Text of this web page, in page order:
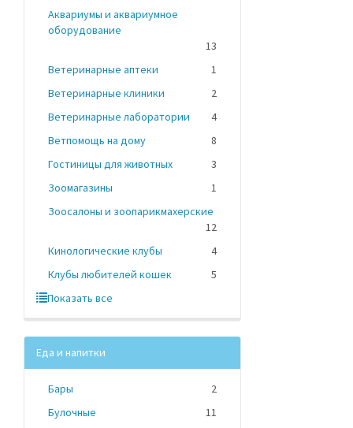
Аквариумы и аквариумное
оборудование
13
Ветеринарные аптеки
1
Ветеринарные клиники
2
Ветеринарные лаборатории
4
Ветпомощь на дому
8
Гостиницы для животных
3
Зоомагазины
1
Зоосалоны и зоопарикмахерские
12
Кинологические клубы
4
Клубы любителей кошек
5
Показать все
Еда и напитки
Бары
2
Булочные
11